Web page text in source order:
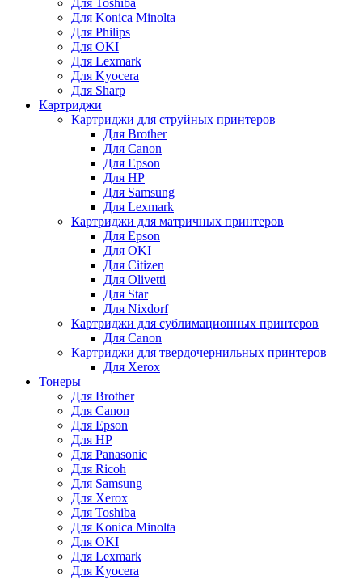
Для Toshiba
Для Konica Minolta
Для Philips
Для OKI
Для Lexmark
Для Kyocera
Для Sharp
Картриджи
Картриджи для струйных принтеров
Для Brother
Для Canon
Для Epson
Для HP
Для Samsung
Для Lexmark
Картриджи для матричных принтеров
Для Epson
Для OKI
Для Citizen
Для Olivetti
Для Star
Для Nixdorf
Картриджи для сублимационных принтеров
Для Canon
Картриджи для твердочернильных принтеров
Для Xerox
Тонеры
Для Brother
Для Canon
Для Epson
Для HP
Для Panasonic
Для Ricoh
Для Samsung
Для Xerox
Для Toshiba
Для Konica Minolta
Для OKI
Для Lexmark
Для Kyocera